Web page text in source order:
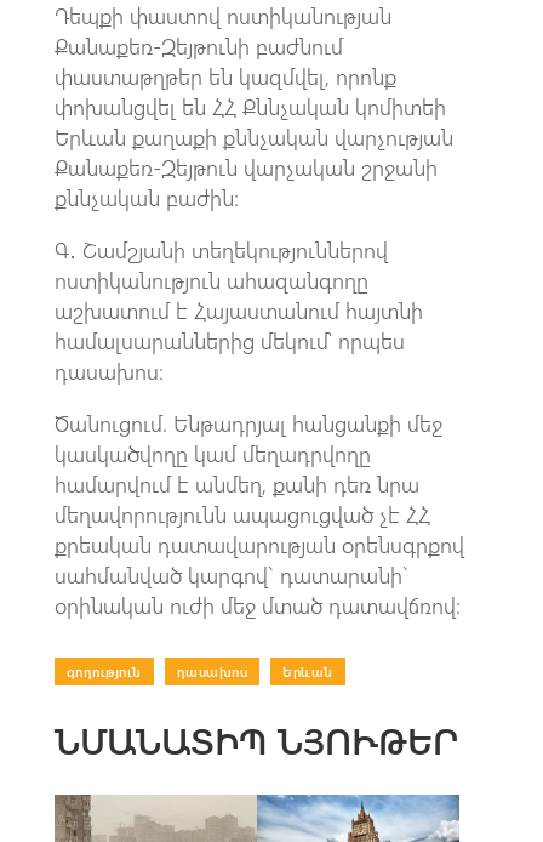
Դեպքի փաստով ոստիկանության
Քանաքեռ-Զեյթունի բաժնում
փաստաթղթեր են կազմվել, որոնք
փոխանցվել են ՀՀ Քննչական կոմիտեի
Երևան քաղաքի քննչական վարչության
Քանաքեռ-Զեյթուն վարչական շրջանի
քննչական բաժին։
Գ․ Շամշյանի տեղեկություններով
ոստիկանություն ահազանգողը
աշխատում է Հայաստանում հայտնի
համալսարաններից մեկում՝ որպես
դասախոս։
Ծանուցում. Ենթադրյալ հանցանքի մեջ
կասկածվողը կամ մեղադրվողը
համարվում է անմեղ, քանի դեռ նրա
մեղավորությունն ապացուցված չէ ՀՀ
քրեական դատավարության օրենսգրքով
սահմանված կարգով` դատարանի`
օրինական ուժի մեջ մտած դատավճռով։
գողություն դասախոս Երևան
ՆՄԱՆԱՏԻՊ ՆՅՈՒԹԵՐ